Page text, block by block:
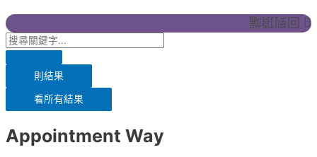
回到頂端
則結果
看所有結果
Appointment Way